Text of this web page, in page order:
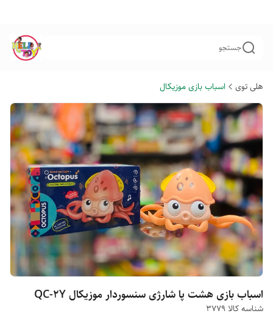
جستجو
هلی توی اسباب بازی موزیکال
اسباب بازی هشت پا شارژی سنسوردار موزیکال QC-2Y
شناسه کالا 3779